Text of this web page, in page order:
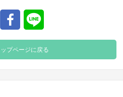
プページに戻る